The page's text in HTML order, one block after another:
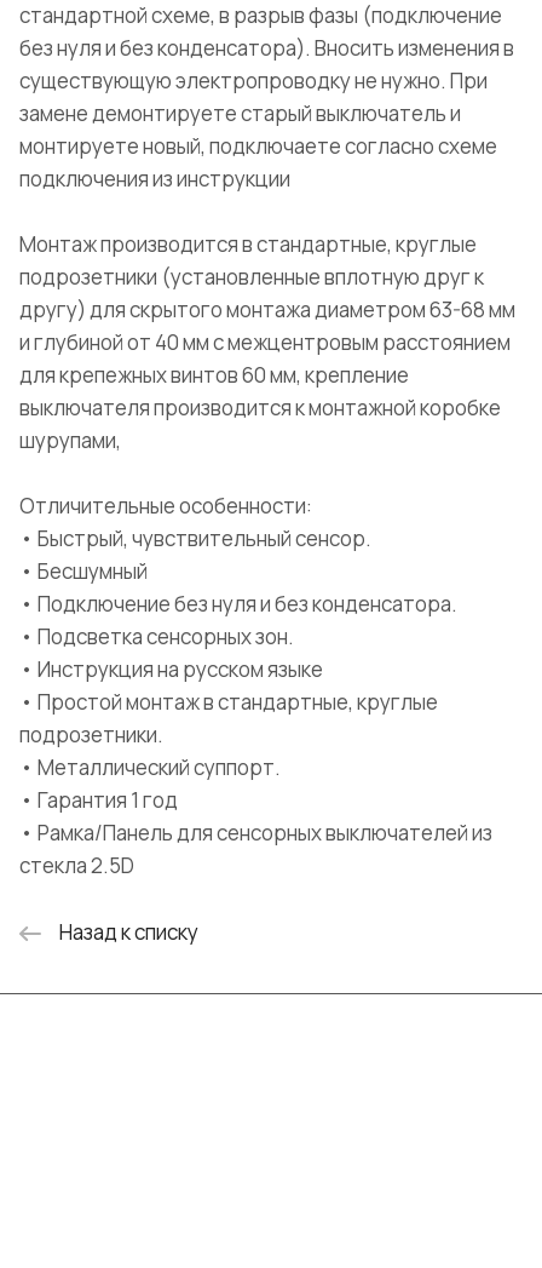
стандартной схеме, в разрыв фазы (подключение
без нуля и без конденсатора). Вносить изменения в
существующую электропроводку не нужно. При
замене демонтируете старый выключатель и
монтируете новый, подключаете согласно схеме
подключения из инструкции
Монтаж производится в стандартные, круглые
подрозетники (установленные вплотную друг к
другу) для скрытого монтажа диаметром 63-68 мм
и глубиной от 40 мм с межцентровым расстоянием
для крепежных винтов 60 мм, крепление
выключателя производится к монтажной коробке
шурупами,
Отличительные особенности:
• Быстрый, чувствительный сенсор.
• Бесшумный
• Подключение без нуля и без конденсатора.
• Подсветка сенсорных зон.
• Инструкция на русском языке
• Простой монтаж в стандартные, круглые
подрозетники.
• Металлический суппорт.
• Гарантия 1 год
• Рамка/Панель для сенсорных выключателей из
стекла 2.5D
Назад к списку